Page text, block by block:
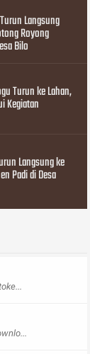
Langsung
Royong
Bilo
Turun ke Lahan,
Kegiatan
Langsung ke
Padi di Desa